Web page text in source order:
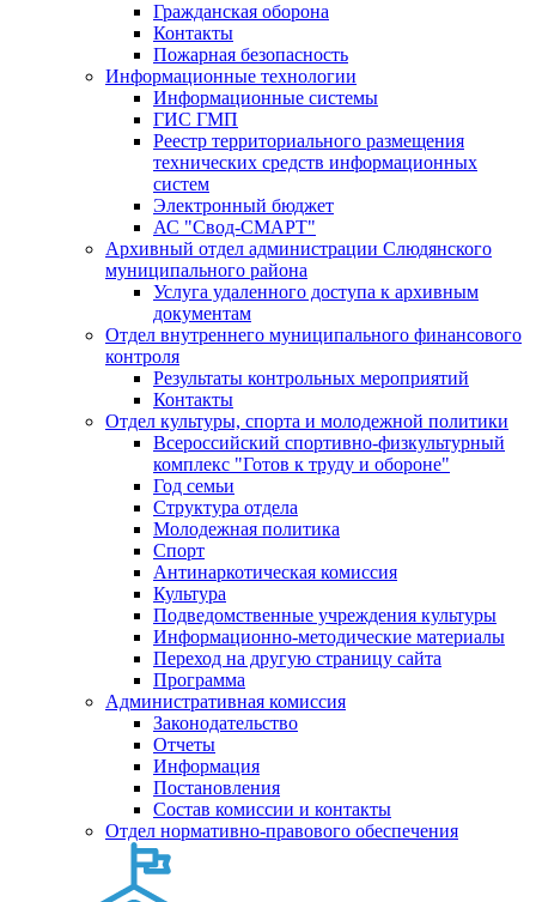
Гражданская оборона
Контакты
Пожарная безопасность
Информационные технологии
Информационные системы
ГИС ГМП
Реестр территориального размещения
технических средств информационных
систем
Электронный бюджет
АС "Свод-СМАРТ"
Архивный отдел администрации Слюдянского
муниципального района
Услуга удаленного доступа к архивным
документам
Отдел внутреннего муниципального финансового
контроля
Результаты контрольных мероприятий
Контакты
Отдел культуры, спорта и молодежной политики
Всероссийский спортивно-физкультурный
комплекс "Готов к труду и обороне"
Год семьи
Структура отдела
Молодежная политика
Спорт
Антинаркотическая комиссия
Культура
Подведомственные учреждения культуры
Информационно-методические материалы
Переход на другую страницу сайта
Программа
Административная комиссия
Законодательство
Отчеты
Информация
Постановления
Состав комиссии и контакты
Отдел нормативно-правового обеспечения